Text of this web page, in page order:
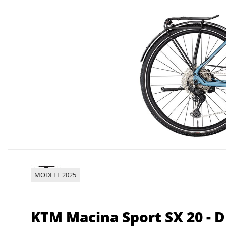
MODELL 2025
KTM Macina Sport SX 20 -